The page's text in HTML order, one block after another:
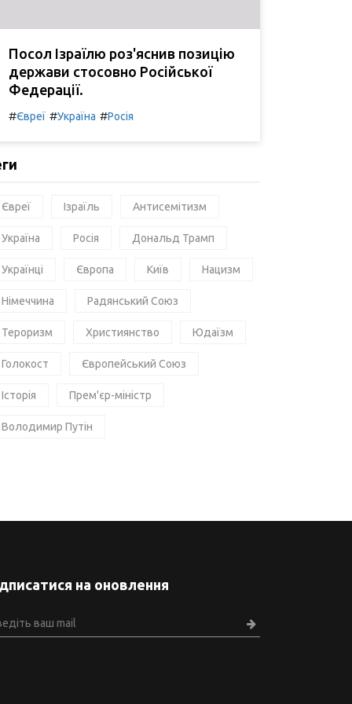
Посол Ізраїлю роз'яснив позицію
держави стосовно Російської
Федерації.
#Євреї #Україна #Росія
Євреї Ізраїль Антисемітизм
Україна Росія Дональд Трамп
Українці Європа Київ Нацизм
Німеччина Радянський Союз
Тероризм Християнство Юдаїзм
Голокост Європейський Союз
Історія Прем'єр-міністр
Володимир Путін
на оновлення